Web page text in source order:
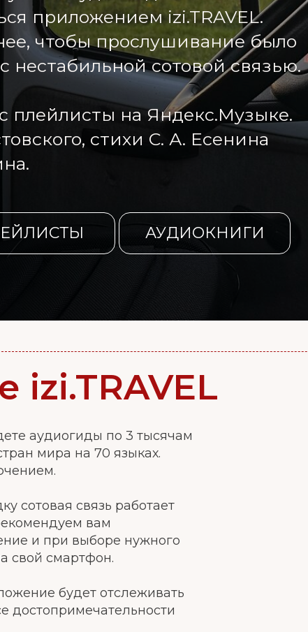
приложением izi.TRAVEL.
чтобы прослушивание было
нестабильной сотовой связью.
плейлисты на Яндекс.Музыке.
стихи С. А. Есенина
АУДИОКНИГИ
аудиогиды по 3 тысячам
мира на 70 языках.
сотовая связь работает
вам
и при выборе нужного
свой смартфон.
будет отслеживать
достопримечательности